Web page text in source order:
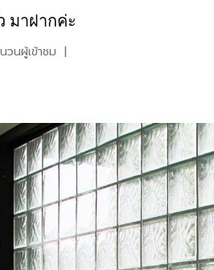
มาฝากค่ะ
วนผู้เข้าชม |